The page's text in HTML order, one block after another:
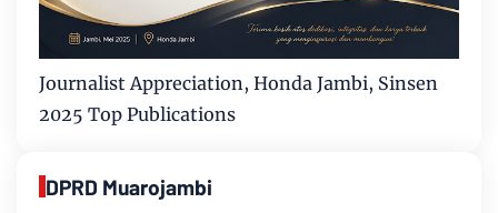
Journalist Appreciation, Honda Jambi, Sinsen
2025 Top Publications
DPRD Muarojambi